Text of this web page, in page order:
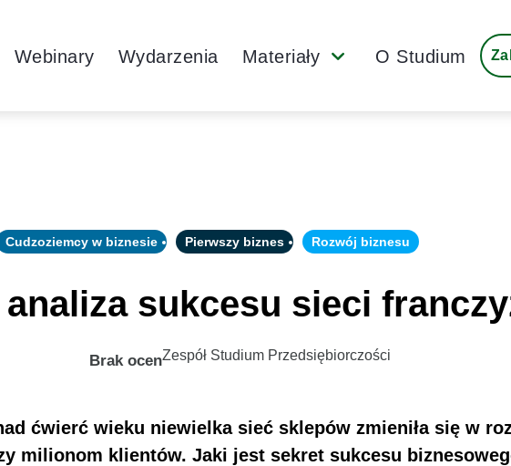
Navigation
Webinary Wydarzenia Materiały SubmenuO Studium
Cudzoziemcy w biznesie Pierwszy biznes Rozwój biznesu
sukcesu sieci
Brak ocenZespół Studium Przedsiębiorczości
ćwierć wieku niewielka sieć sklepów zmieniła się w
milionom klientów. Jaki jest sekret sukcesu